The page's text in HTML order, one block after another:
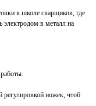
в школе сварщиков, где
электродом в металл на
ножек, чтоб